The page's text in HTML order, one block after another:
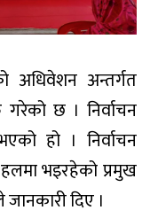
अधिवेशन अन्तर्गत
गरेको छ । निर्वाचन
हो । निर्वाचन
भइरहेको प्रमुख
दिए ।